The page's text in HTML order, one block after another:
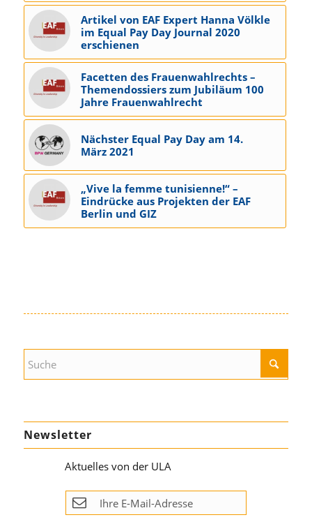
Artikel von EAF Expert Hanna Völkle
im Equal Pay Day Journal 2020
erschienen
Facetten des Frauenwahlrechts –
Themendossiers zum Jubiläum 100
Jahre Frauenwahlrecht
Nächster Equal Pay Day am 14.
März 2021
„Vive la femme tunisienne!“ –
Eindrücke aus Projekten der EAF
Berlin und GIZ
Newsletter
Aktuelles von der ULA